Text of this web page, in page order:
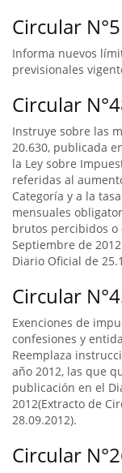
Circular
Informa nuevos
previsionales
Circular
Instruye sobre las
20.630, publicada
la Ley sobre
referidas al
Categoría y a la
mensuales
brutos percibidos o
Septiembre de
Diario Oficial de
Circular
Exenciones de
confesiones y
Reemplaza
año 2012, las que
publicación en el
2012(Extracto de
28.09.2012).
Circular